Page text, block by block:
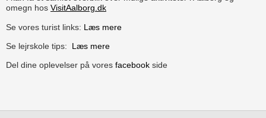
omegn hos VisitAalborg.dk
Se vores turist links: Læs mere
Se lejrskole tips:
Læs mere
Del dine oplevelser på vores facebook side